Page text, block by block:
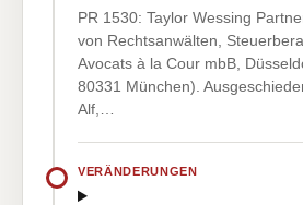
PR 1530: Taylor Wessing
von Rechtsanwälten,
Avocats à la Cour mbB,
80331 München).
Alf,…
VERÄNDERUNGEN